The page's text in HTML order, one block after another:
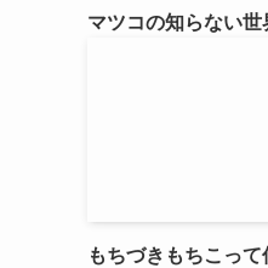
マツコの知らない世
もちづきもちこっ